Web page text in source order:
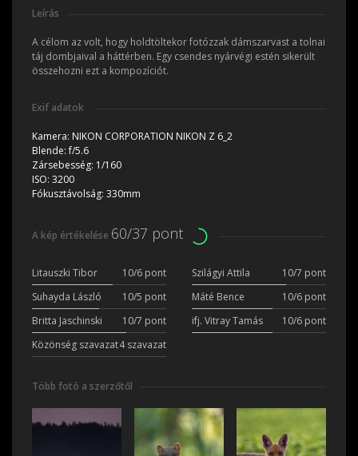
Leírás
A célom az volt, hogy holdtöltekor fotózzak dámszarvast a tolnai
táj dombjaival a háttérben. Egy csendes nyárvégi estén sikerült
összehozni ezt a kompozíciót.
Exif adatok
Kamera: NIKON CORPORATION NIKON Z 6_2
Blende:f/5.6
Zársebesség: 1/160
ISO: 3200
Fókusztávolság: 330mm
A kép értékelése 60/37 pont
Litauszki Tibor 10/6 pont Szilágyi Attila
10/7 pont
Suhayda László
10/5 pont Máté Bence
10/6 pont
Britta Jaschinski
10/7 pont ifj. Vitray Tamás
10/6 pont
Közönség szavazat4 szavazat
Több fotó a szerzőtől